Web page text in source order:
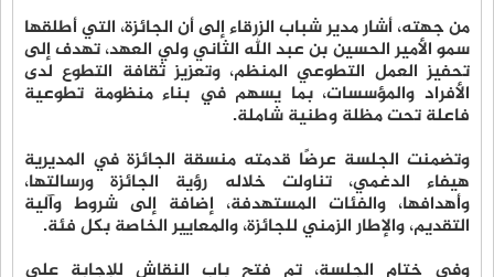
من جهته، أشار مدير شباب الزرقاء إلى أن الجائزة، التي أطلقها
سمو الأمير الحسين بن عبد الله الثاني ولي العهد، تهدف إلى
تحفيز العمل التطوعي المنظم، وتعزيز ثقافة التطوع لدى
الأفراد والمؤسسات، بما يسهم في بناء منظومة تطوعية
فاعلة تحت مظلة وطنية شاملة.
وتضمنت الجلسة عرضًا قدمته منسقة الجائزة في المديرية
هيفاء الدغمي، تناولت خلاله رؤية الجائزة ورسالتها،
وأهدافها، والفئات المستهدفة، إضافة إلى شروط وآلية
التقديم، والإطار الزمني للجائزة، والمعايير الخاصة بكل فئة.
وفي ختام الجلسة، تم فتح باب النقاش للإجابة على